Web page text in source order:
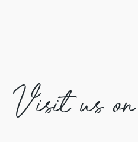
Visit us